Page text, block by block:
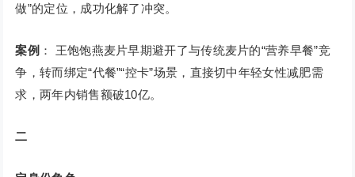
做”的定位，成功化解了冲突。
案例 ： 王饱饱燕麦片早期避开了与传统麦片的“营养早餐”竞
争，转而绑定“代餐”“控卡”场景，直接切中年轻女性减肥需
求，两年内销售额破10亿。
二